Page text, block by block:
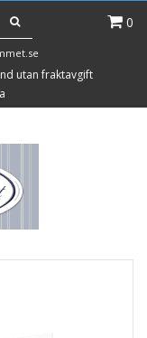
0
utan fraktavgift